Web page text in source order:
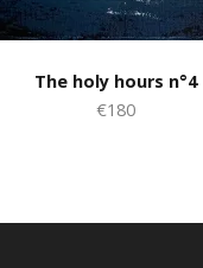
The holy hours n°4
€180